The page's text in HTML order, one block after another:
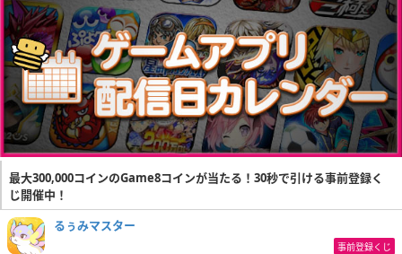
最大300,000コインのGame8コインが当たる！30秒で引ける事前登録く
じ開催中！
るぅみマスター
事前登録くじ